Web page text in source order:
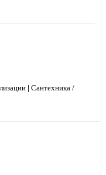
| Сантехника /